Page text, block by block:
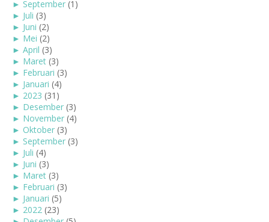
► September (1)
► Juli (3)
► Juni (2)
► Mei (2)
► April (3)
► Maret (3)
► Februari (3)
► Januari (4)
► 2023 (31)
► Desember (3)
► November (4)
► Oktober (3)
► September (3)
► Juli (4)
► Juni (3)
► Maret (3)
► Februari (3)
► Januari (5)
► 2022 (23)